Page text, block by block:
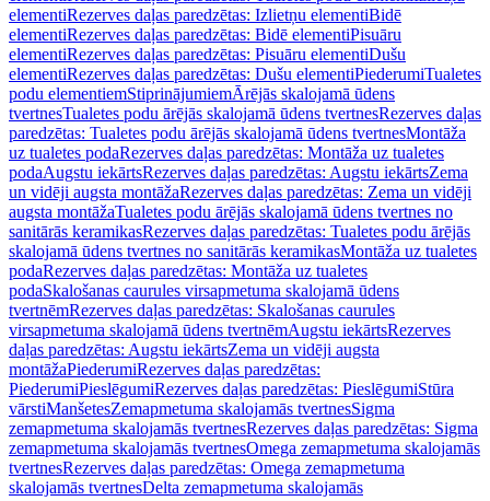
elementiRezerves daļas paredzētas: Izlietņu elementiBidē
elementiRezerves daļas paredzētas: Bidē elementiPisuāru
elementiRezerves daļas paredzētas: Pisuāru elementiDušu
elementiRezerves daļas paredzētas: Dušu elementiPiederumiTualetes
podu elementiemStiprinājumiemĀrējās skalojamā ūdens
tvertnesTualetes podu ārējās skalojamā ūdens tvertnesRezerves daļas
paredzētas: Tualetes podu ārējās skalojamā ūdens tvertnesMontāža
uz tualetes podaRezerves daļas paredzētas: Montāža uz tualetes
podaAugstu iekārtsRezerves daļas paredzētas: Augstu iekārtsZema
un vidēji augsta montāžaRezerves daļas paredzētas: Zema un vidēji
augsta montāžaTualetes podu ārējās skalojamā ūdens tvertnes no
sanitārās keramikasRezerves daļas paredzētas: Tualetes podu ārējās
skalojamā ūdens tvertnes no sanitārās keramikasMontāža uz tualetes
podaRezerves daļas paredzētas: Montāža uz tualetes
podaSkalošanas caurules virsapmetuma skalojamā ūdens
tvertnēmRezerves daļas paredzētas: Skalošanas caurules
virsapmetuma skalojamā ūdens tvertnēmAugstu iekārtsRezerves
daļas paredzētas: Augstu iekārtsZema un vidēji augsta
montāžaPiederumiRezerves daļas paredzētas:
PiederumiPieslēgumiRezerves daļas paredzētas: PieslēgumiStūra
vārstiManšetesZemapmetuma skalojamās tvertnesSigma
zemapmetuma skalojamās tvertnesRezerves daļas paredzētas: Sigma
zemapmetuma skalojamās tvertnesOmega zemapmetuma skalojamās
tvertnesRezerves daļas paredzētas: Omega zemapmetuma
skalojamās tvertnesDelta zemapmetuma skalojamās